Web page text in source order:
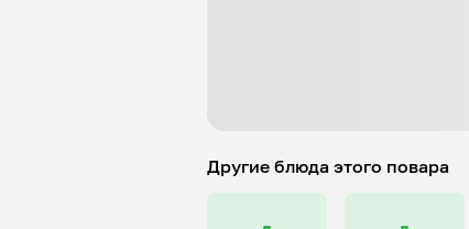
Другие блюда этого повара